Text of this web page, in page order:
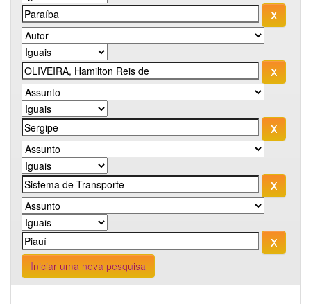
Iniciar uma nova pesquisa